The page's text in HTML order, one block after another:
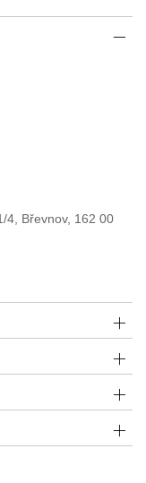
4, Břevnov, 162 00